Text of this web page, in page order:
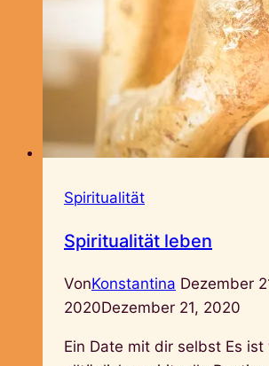
Spiritualität
Spiritualität leben
VonKonstantina Dezember
2020Dezember 21, 2020
Ein Date mit dir selbst Es